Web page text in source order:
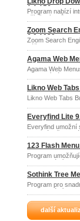
nutnosti
1.1.156
Program nabízí
přívětivý způsob
strukturovaných
stránkách a
nimi,
menu.
Zoom Search
6.0.1029
Zoom Search
váš web, intranet
CD/DVD disku o
vyhledávací
Agama Web
Agama Web
efektivní nástroj,
vytvářet perfektní
menu, která jsou
běžně užívanými
nutnosti napsání
Likno Web
Likno Web Tabs
snadnou aplikaci
prostřednictvím
vašich webových
Everyfind Lite
Everyfind umožní
vyhledávač pro
DVD nebo
123 Flash
Program
profesionálních
stránky.
Sothink Tree
Program pro
profesionálních
stromovou
znalost
JavaScripty.
další